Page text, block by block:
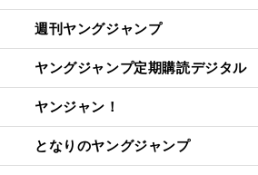
週刊ヤングジャンプ
ヤングジャンプ定期購読デジタル
ヤンジャン！
となりのヤングジャンプ